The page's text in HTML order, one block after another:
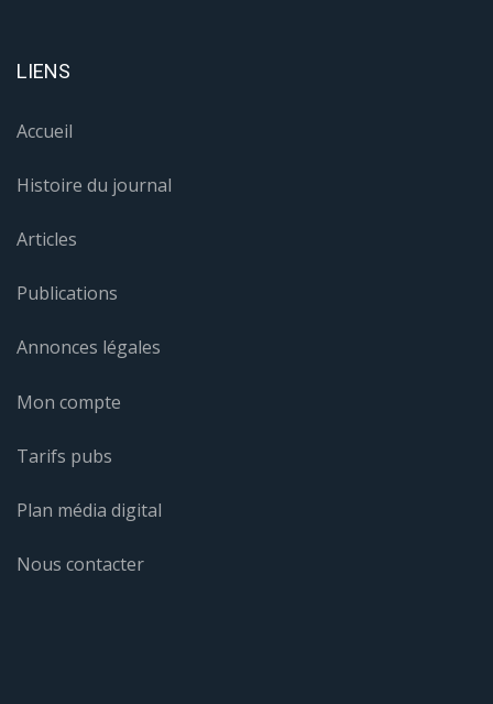
LIENS
Accueil
Histoire du journal
Articles
Publications
Annonces légales
Mon compte
Tarifs pubs
Plan média digital
Nous contacter